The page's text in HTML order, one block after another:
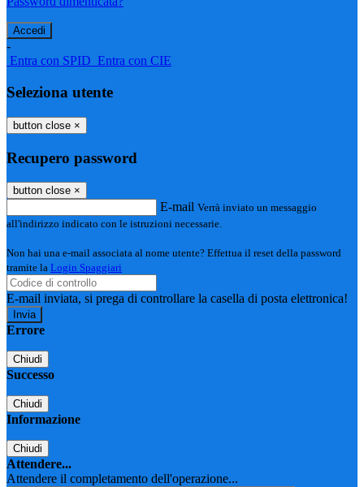
-
Entra con SPID Entra con CIE
Seleziona utente
button close ×
Recupero password
button close ×
E-mail Verrà inviato un messaggio
all'indirizzo indicato con le istruzioni necessarie.
Non hai una e-mail associata al nome utente? Effettua il reset della password
tramite la Login Spaggiari
E-mail inviata, si prega di controllare la casella di posta elettronica!
Errore
Chiudi
Successo
Chiudi
Informazione
Chiudi
Attendere...
Attendere il completamento dell'operazione...